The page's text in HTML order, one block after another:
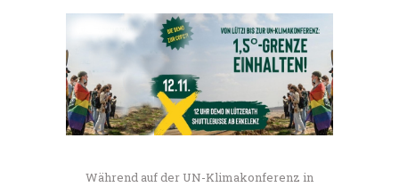
Während auf der UN-Klimakonferenz in